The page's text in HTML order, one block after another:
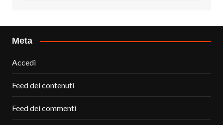
Meta
Accedi
Feed dei contenuti
Feed dei commenti